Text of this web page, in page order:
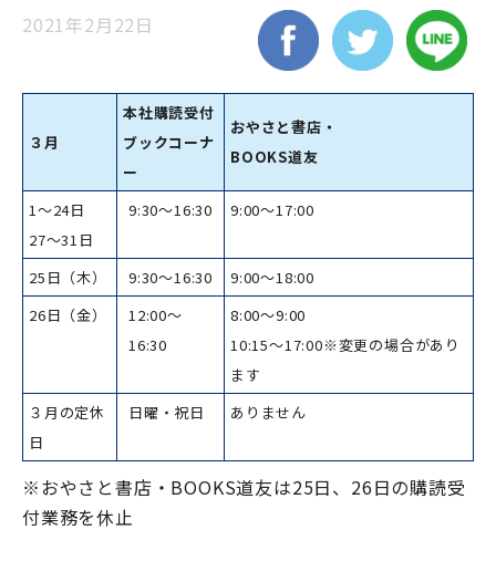
2021年2月22日
３月
本社購読受付
ブックコーナ
ー
おやさと書店・
BOOKS道友
1～24日
27～31日
9:30～16:30 9:00～17:00
25日（木） 9:30～16:30
9:00～18:00
26日（金）
12:00～
16:30
8:00～9:00
10:15～17:00※変更の場合があり
ます
３月の定休
日
日曜・祝日 ありません
※おやさと書店・BOOKS道友は25日、26日の購読受
付業務を休止